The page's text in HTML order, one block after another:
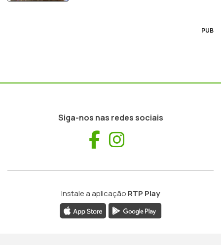
PUB
Siga-nos nas redes sociais
Facebook
Instale a aplicação RTP Play